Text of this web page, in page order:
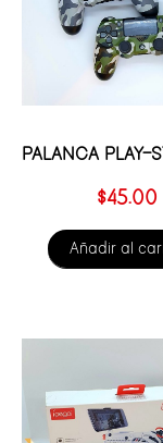
PALANCA PLAY-
$45.00
Añadir al